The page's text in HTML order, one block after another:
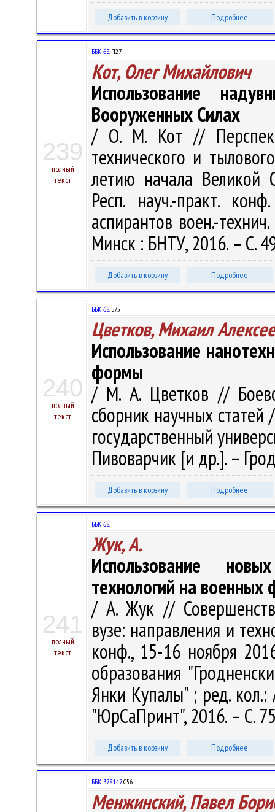
Добавить в корзину Подробнее
239
полный
текст
ББК 68.П27
Кот, Олег Михайлович
Использование
Вооруженных Силах
/ О. М. Кот //
технического и
летию начала Великой
Респ. науч.-практ.
аспирантов воен.-
Минск : БНТУ, 2016. – С.
Добавить в корзину Подробнее
240
полный
текст
ББК 68.Б75
Цветков, Михаил
Использование
формы
/ М. А. Цветков //
сборник научных
государственный
Пивоварчик [и др.]. –
Добавить в корзину Подробнее
241
полный
текст
ББК 68.
Жук, А.
Использование
технологий на военных
/ А. Жук //
вузе: направления и
конф., 15-16 ноября
образования
Янки Купалы" ; ред.
"ЮрСаПринт", 2016. – С.
Добавить в корзину Подробнее
ББК 378.147С56
Менжинский, Павел